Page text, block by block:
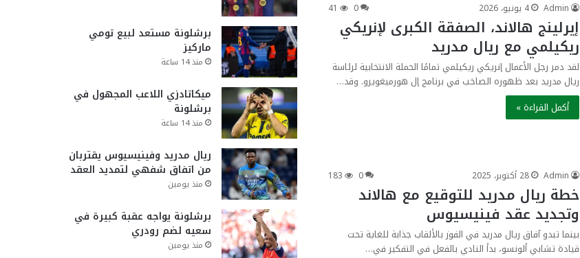
Admin 4 يونيو، 2026 0
41
إيرلينج هالاند، الصفقة الكبرى لإنريكي
ريكيلمي مع ريال مدريد
لقد دمر رجل الأعمال إنريكي ريكيلمي تمامًا الحملة الانتخابية لرئاسة
ريال مدريد بعد ظهوره الصاخب في برنامج إل هورميغويرو. وقد…
أكمل القراءة »
Admin 28 أكتوبر، 2025 0
183
خطة ريال مدريد للتوقيع مع هالاند
وتجديد عقد فينيسيوس
بينما تبدو آفاق ريال مدريد في الفوز بالألقاب جذابة للغاية تحت
قيادة تشابي ألونسو، بدأ النادي بالفعل في التفكير في…
برشلونة مستعد لبيع تومي
ماركيز
منذ 14 ساعة
ميكاتادزي اللاعب المجهول في
برشلونة
منذ 14 ساعة
ريال مدريد وفينيسيوس يقتربان
من اتفاق شفهي لتمديد العقد
منذ يومين
برشلونة يواجه عقبة كبيرة في
سعيه لضم رودري
منذ يومين